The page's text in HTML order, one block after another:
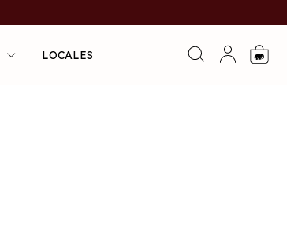
LOCALES 0